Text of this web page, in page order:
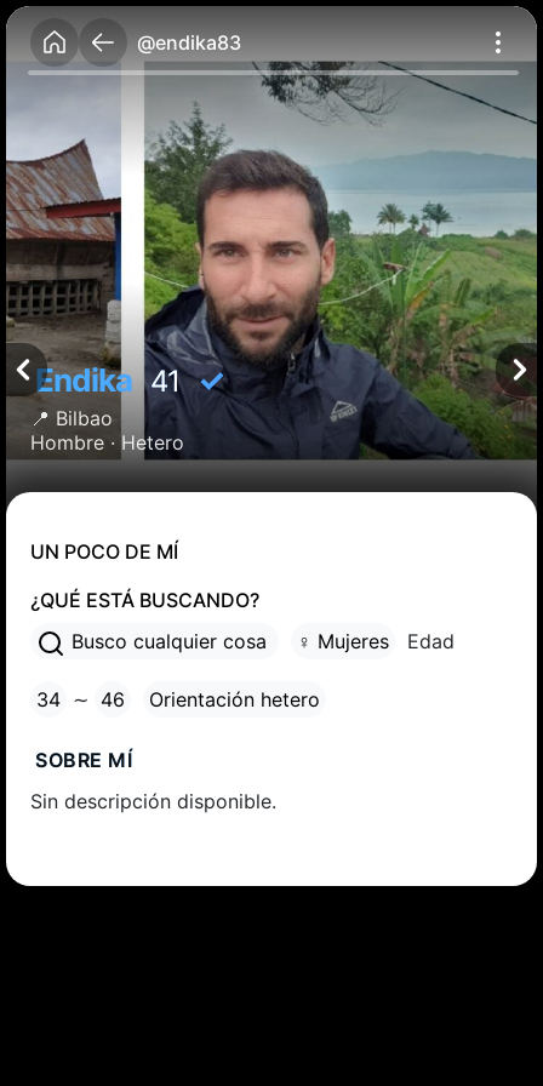
@endika83
Endika41✓
📍 Bilbao
Hombre · Hetero
UN POCO DE MÍ
¿QUÉ ESTÁ BUSCANDO?
Busco cualquier cosa
♀ Mujeres Edad
34 ∼ 46 Orientación hetero
SOBRE MÍ
Sin descripción disponible.